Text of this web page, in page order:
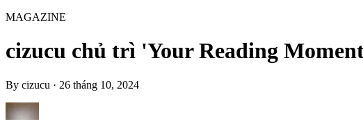
MAGAZINE
cizucu chủ trì 'Your Reading
By cizucu · 26 tháng 10, 2024